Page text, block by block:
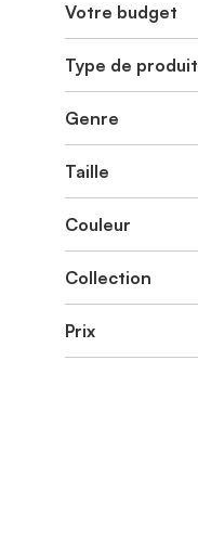
Votre budget
Type de produit
Genre
Taille
Couleur
Collection
Prix